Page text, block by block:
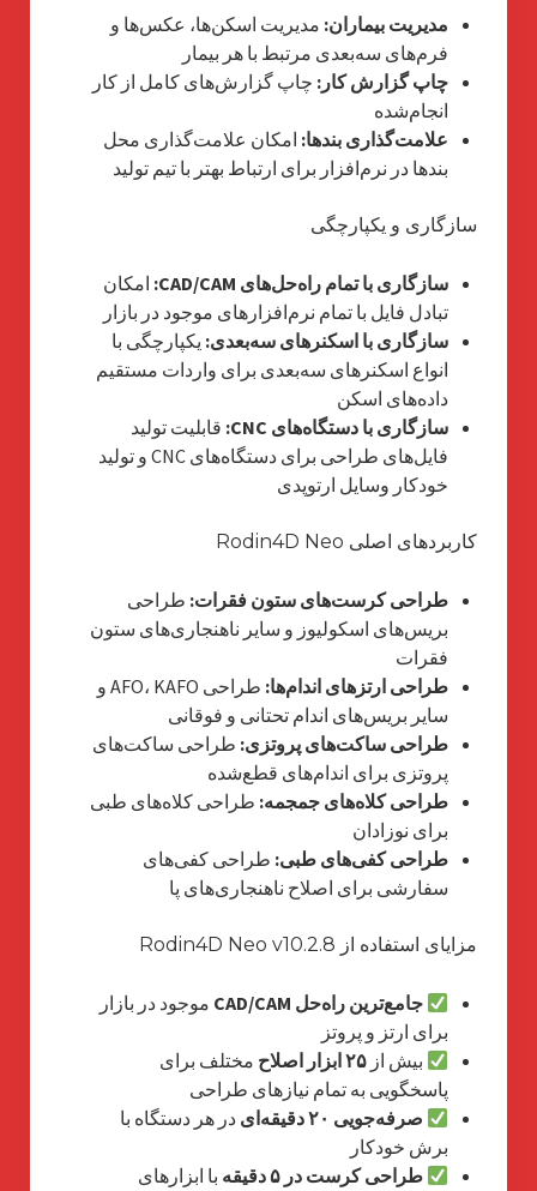
مدیریت بیماران: مدیریت اسکن‌ها، عکس‌ها و
فرم‌های سه‌بعدی مرتبط با هر بیمار
چاپ گزارش کار: چاپ گزارش‌های کامل از کار
انجام‌شده
علامت‌گذاری بندها: امکان علامت‌گذاری محل
بندها در نرم‌افزار برای ارتباط بهتر با تیم تولید
سازگاری و یکپارچگی
سازگاری با تمام راه‌حل‌های CAD/CAM:
امکان
تبادل فایل با تمام نرم‌افزارهای موجود در بازار
سازگاری با اسکنرهای سه‌بعدی: یکپارچگی با
انواع اسکنرهای سه‌بعدی برای واردات مستقیم
داده‌های اسکن
سازگاری با دستگاه‌های CNC:
قابلیت تولید
فایل‌های طراحی برای دستگاه‌های CNC و تولید
خودکار وسایل ارتوپدی
کاربردهای اصلی Rodin4D Neo
طراحی کرست‌های ستون فقرات: طراحی
بریس‌های اسکولیوز و سایر ناهنجاری‌های ستون
فقرات
طراحی ارتزهای اندام‌ها:
طراحی AFO، KAFO و
سایر بریس‌های اندام تحتانی و فوقانی
طراحی ساکت‌های پروتزی: طراحی ساکت‌های
پروتزی برای اندام‌های قطع‌شده
طراحی کلاه‌های جمجمه: طراحی کلاه‌های طبی
برای نوزادان
طراحی کفی‌های طبی: طراحی کفی‌های
سفارشی برای اصلاح ناهنجاری‌های پا
مزایای استفاده از Rodin4D Neo v10.2.8
جامع‌ترین راه‌حل CAD/CAM
موجود در بازار
برای ارتز و پروتز
بیش از ۲۵ ابزار اصلاح
مختلف برای
پاسخگویی به تمام نیازهای طراحی
صرفه‌جویی ۲۰ دقیقه‌ای
در هر دستگاه با
برش خودکار
طراحی کرست در ۵ دقیقه
با ابزارهای